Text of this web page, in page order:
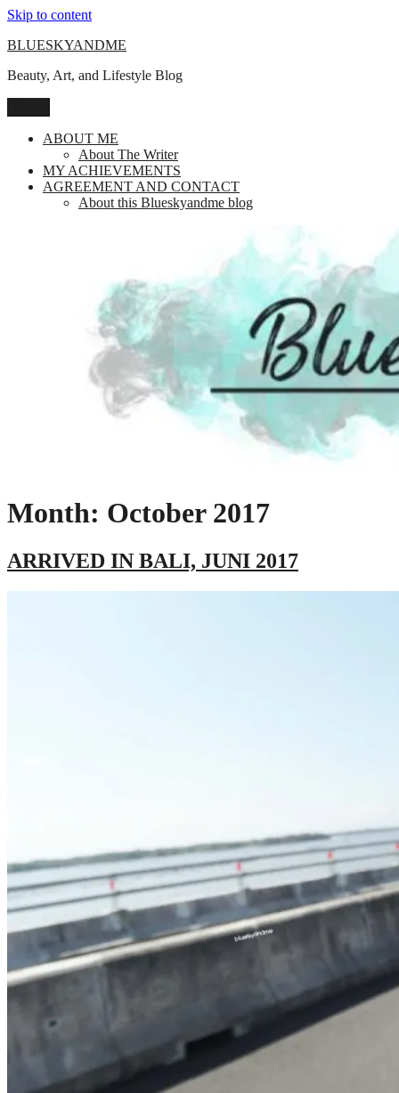
Skip to content
BLUESKYANDME
Beauty, Art, and Lifestyle Blog
ABOUT ME
About The Writer
MY ACHIEVEMENTS
AGREEMENT AND CONTACT
About this Blueskyandme blog
Month: October 2017
ARRIVED IN BALI, JUNI 2017